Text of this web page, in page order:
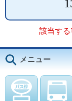
該当する
メニュー